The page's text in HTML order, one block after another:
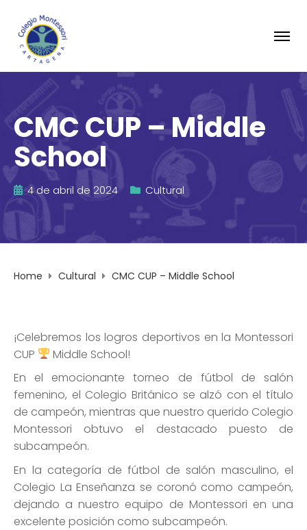
CMC CUP – Middle
School
4 de abril de 2024 Cultural
Home Cultural CMC CUP – Middle School
¡Celebremos los logros deportivos en la Montessori
CUP
Middle School!
En el emocionante torneo de fútbol de salón
femenino, el Colegio Británico se alzó con el título
de campeón, mientras que nuestro querido Colegio
Montessori obtuvo el destacado puesto de
subcampeón.
En la categoría de fútbol de salón masculino, el
Colegio La Enseñanza se coronó como campeón,
dejando a nuestro equipo de Montessori en una
excelente posición como subcampeón.